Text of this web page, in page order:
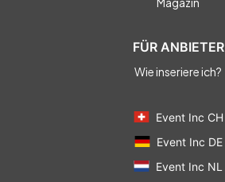
FÜR ANBIETER
Wie inseriere ich?
Event Inc CH
Event Inc DE
Event Inc NL